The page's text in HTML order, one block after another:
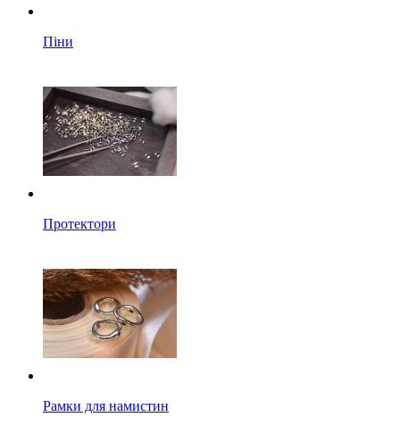
Піни
Протектори
Рамки для намистин